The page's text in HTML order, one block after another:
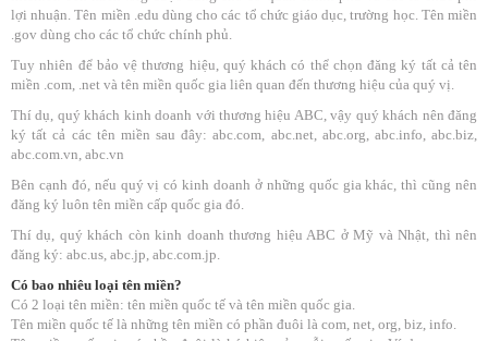
lợi nhuận. Tên miền .edu dùng cho các tổ chức giáo dục, trường học. Tên miền
.gov dùng cho các tổ chức chính phủ.
Tuy nhiên để bảo vệ thương hiệu, quý khách có thể chọn đăng ký tất cả tên
miền .com, .net và tên miền quốc gia liên quan đến thương hiệu của quý vị.
Thí dụ, quý khách kinh doanh với thương hiệu ABC, vậy quý khách nên đăng
ký tất cả các tên miền sau đây: abc.com, abc.net, abc.org, abc.info, abc.biz,
abc.com.vn, abc.vn
Bên cạnh đó, nếu quý vị có kinh doanh ở những quốc gia khác, thì cũng nên
đăng ký luôn tên miền cấp quốc gia đó.
Thí dụ, quý khách còn kinh doanh thương hiệu ABC ở Mỹ và Nhật, thì nên
đăng ký: abc.us, abc.jp, abc.com.jp.
Có bao nhiêu loại tên miền?
Có 2 loại tên miền: tên miền quốc tế và tên miền quốc gia.
Tên miền quốc tế là những tên miền có phần đuôi là com, net, org, biz, info.